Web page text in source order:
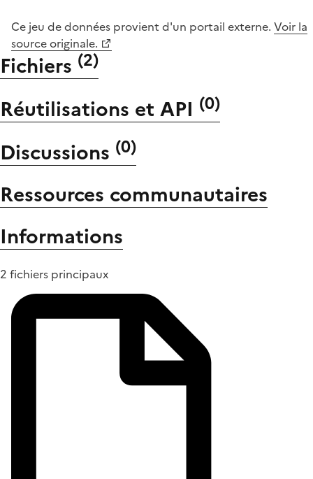
Ce jeu de données provient d'un portail externe. Voir la
source originale.
Fichiers (2)
Réutilisations et API (0)
Discussions (0)
Ressources communautaires
Informations
2 fichiers principaux